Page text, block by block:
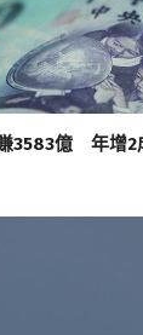
3583億 年增2